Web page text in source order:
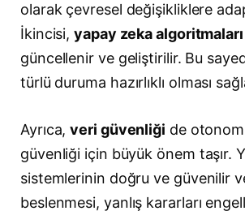
olarak çevresel değişikliklere
İkincisi,yapay zeka algoritmaları
güncellenir ve geliştirilir. Bu
türlü duruma hazırlıklı olması
Ayrıca,veri güvenliği de otonom
güvenliği için büyük önem taşır.
sistemlerinin doğru ve güvenilir
beslenmesi, yanlış kararları